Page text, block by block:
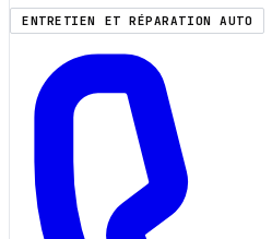
ENTRETIEN ET RÉPARATION AUTO